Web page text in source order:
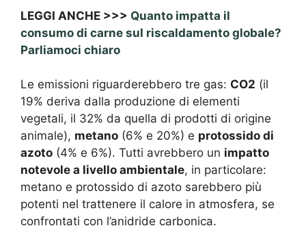
LEGGI ANCHE >>> Quanto impatta il
consumo di carne sul riscaldamento globale?
Parliamoci chiaro
Le emissioni riguarderebbero tre gas: CO2 (il
19% deriva dalla produzione di elementi
vegetali, il 32% da quella di prodotti di origine
animale), metano (6% e 20%) e protossido di
azoto (4% e 6%). Tutti avrebbero un impatto
notevole a livello ambientale, in particolare:
metano e protossido di azoto sarebbero più
potenti nel trattenere il calore in atmosfera, se
confrontati con l’anidride carbonica.